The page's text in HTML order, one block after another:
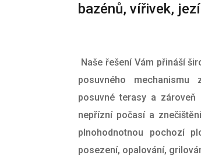
bazénů, vířivek,
Naše řešení Vám přináší
posuvného
posuvné terasy a zároveň
nepřízní počasí a
plnohodnotnou pochozí
posezení, opalování,